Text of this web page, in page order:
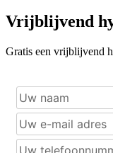
Vrijblijvend
Gratis een vrijblijvend